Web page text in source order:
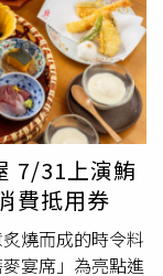
適合減重族群。
蕎麥苗與紫高麗
丼飯、優格盅、
蔬菜攝取，也能
其中青花椰苗的
抗發炎與抗癌作
成與心血管健
重要；活性酵素
經健康。低熱量
補充，青花椰苗
7/31上演鮪
費抵用券
燒而成的時令料
宴席」為亮點進